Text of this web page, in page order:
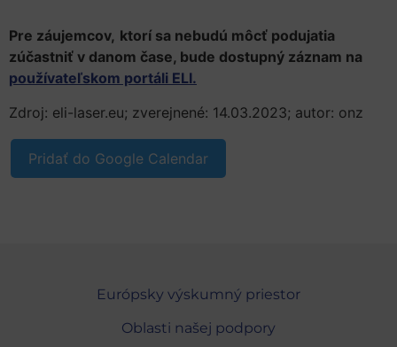
Pre záujemcov, ktorí sa nebudú môcť podujatia
zúčastniť v danom čase, bude dostupný záznam na
používateľskom portáli ELI.
Zdroj: eli-laser.eu; zverejnené: 14.03.2023; autor: onz
Pridať do Google Calendar
Európsky výskumný priestor
Oblasti našej podpory